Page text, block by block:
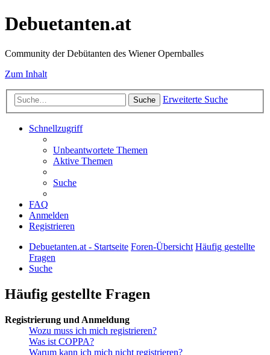
Debuetanten.at
Community der Debütanten des Wiener Opernballes
Zum Inhalt
Suche Erweiterte Suche
Schnellzugriff
Unbeantwortete Themen
Aktive Themen
Suche
FAQ
Anmelden
Registrieren
Debuetanten.at - Startseite Foren-Übersicht Häufig gestellte
Fragen
Suche
Häufig gestellte Fragen
Registrierung und Anmeldung
Wozu muss ich mich registrieren?
Was ist COPPA?
Warum kann ich mich nicht registrieren?